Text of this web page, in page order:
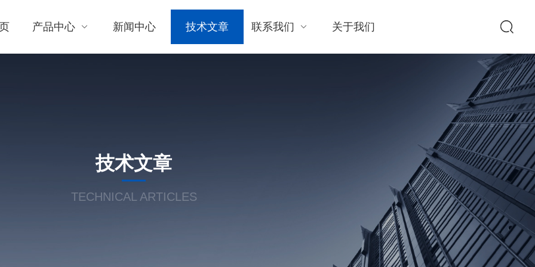
产品中心 新闻中心 技术文章 联系我们 关于我们
技术文章
TECHNICAL ARTICLES